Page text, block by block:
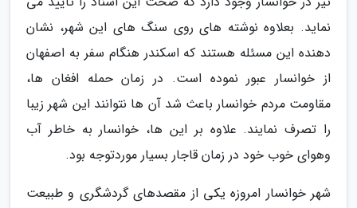
نماید. بعلاوه نوشته های روی سنگ های این شهر، نشان
دهنده این مسئله هستند که اسکندر هنگام سفر به اصفهان
از خوانسار عبور نموده است. در زمان حمله افغان ها،
مقاومت مردم خوانسار باعث شد آن ها نتوانند این شهر زیبا
را تصرف نمایند. علاوه بر این ها، خوانسار به خاطر آب
وهوای خوب خود در زمان قاجار بسیار موردتوجه بود.
شهر خوانسار امروزه یکی از مقصدهای گردشگری و طبیعت